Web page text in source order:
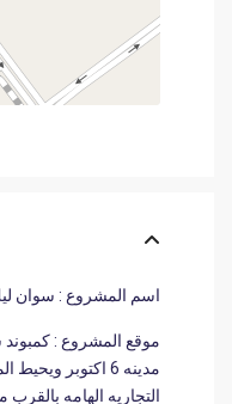
اسم المشروع : سوان
موقع المشروع :
مدينه 6 اكتوبر
التجاريه الهامه